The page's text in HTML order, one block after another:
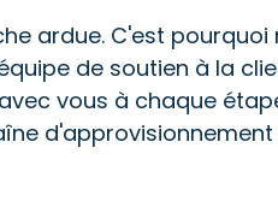
ardue. C'est
de soutien à la
vous à chaque